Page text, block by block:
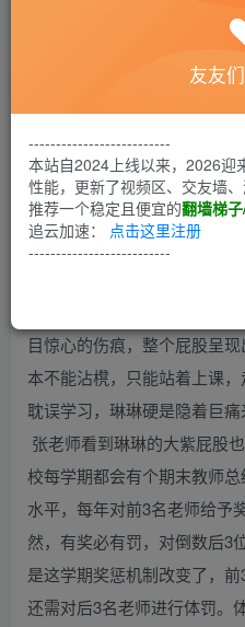
另有小说阅读站点，
第1回
此文为惨痛的责打之女孩琳琳
看官们满意。
琳琳屁股被狠打后修养一周
目惊心的伤痕，整个屁股呈
本不能沾櫈，只能站着上课
耽误学习，琳琳硬是隐着巨痛
张老师看到琳琳的大紫屁股
校每学期都会有个期末教师
水平，每年对前3名老师给予
然，有奖必有罚，对倒数后3
是这学期奖惩机制改变了，前
还需对后3名老师进行体罚。
友友们
--------------------------
本站自2024上线以来，2026迎
性能，更新了视频区、交友墙、
推荐一个稳定且便宜的翻墙梯
追云加速： 点击这里注册
--------------------------